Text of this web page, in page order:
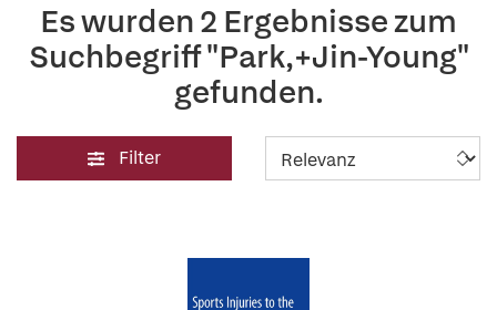
Es wurden 2 Ergebnisse zum
Suchbegriff "Park,+Jin-Young"
gefunden.
Filter